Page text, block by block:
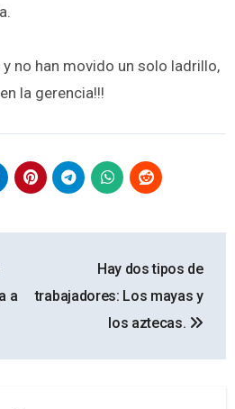
no han movido un solo ladrillo,
la gerencia!!!
a
Hay dos tipos de
trabajadores: Los mayas y
los aztecas.